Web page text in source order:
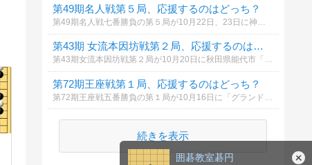
囲碁教室碁円
第49期名人戦第５局、応援するのはどっち？
第49期名人戦七番勝負の第５局が10月22日、23日に神奈川県箱根町「ホテル花月園」で行われます。芝野虎丸（名人）に挑戦するのは、一力遼（棋聖）です。あなたが応援するのは、どちらですか？ご投票をお待ちしております。
第43期 女流本因坊戦第２局、応援するのはどっち？
第43期女流本因坊戦第２局が10月20日に秋田県能代市「旧料亭 金勇」で行われます。藤沢里菜（女流本因坊）に挑戦するのは、牛英子（四段）。あなたが応援するのは、藤沢里菜さんですか？牛英子さんですか？ご投票をお待ちしております。
第72期王座戦第１局、応援するのはどっち？
続きを表示